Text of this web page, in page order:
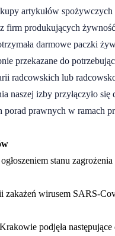
artykułów
firm produkujących
darmowe paczki
przekazane do
radcowskich lub
naszej izby przyłączyło
porad prawnych w ramach
stanu
zakażeń wirusem SARS-
podjęła następujące